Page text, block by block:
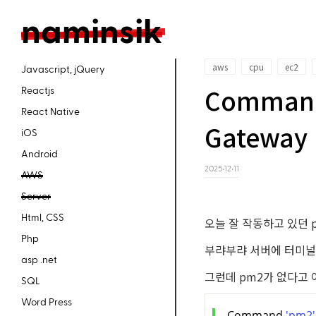
naminsik
Javascript, jQuery
Reactjs
React Native
iOS
Android
AWS
Server
Html, CSS
Php
asp .net
SQL
Word Press
aws cpu ec2
Gateway
2025‧12‧11
오늘 잘 작동하고 있
부랴부랴 서버에 터미
그런데 pm2가 없다고